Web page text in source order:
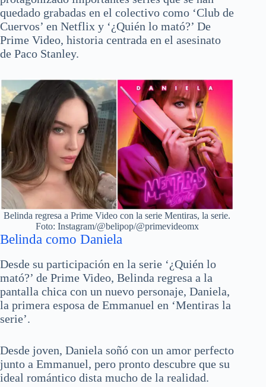
quedado grabadas en el colectivo como ‘Club de
Cuervos’ en Netflix y ‘¿Quién lo mató?’ De
Prime Video, historia centrada en el asesinato
de Paco Stanley.
Belinda regresa a Prime Video con la serie Mentiras, la serie.
Foto: Instagram/@belipop/@primevideomx
Belinda como Daniela
Desde su participación en la serie ‘¿Quién lo
mató?’ de Prime Video, Belinda regresa a la
pantalla chica con un nuevo personaje, Daniela,
la primera esposa de Emmanuel en ‘Mentiras la
serie’.
Desde joven, Daniela soñó con un amor perfecto
junto a Emmanuel, pero pronto descubre que su
ideal romántico dista mucho de la realidad.